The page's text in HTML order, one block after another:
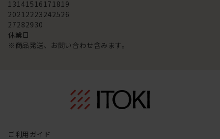
13141516171819
20212223242526
27282930
休業日
※商品発送、お問い合わせ含みます。
ご利用ガイド